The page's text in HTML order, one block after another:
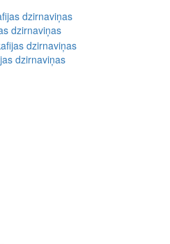
dzirnaviņas
dzirnaviņas